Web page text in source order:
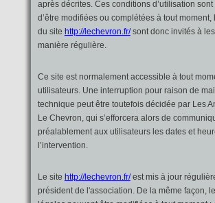
après décrites. Ces conditions d’utilisation
d’être modifiées ou complétées à tout moment,
du site http://lechevron.fr/sont donc invités à
manière régulière.
Ce site est normalement accessible à tout
utilisateurs. Une interruption pour raison de
technique peut être toutefois décidée par Les
Le Chevron, qui s’efforcera alors de
préalablement aux utilisateurs les dates et
l’intervention.
Le site http://lechevron.fr/est mis à jour
président de l'association. De la même façon,